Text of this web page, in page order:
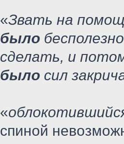
«Звать на
было
сделать, и
было сил
«
спиной